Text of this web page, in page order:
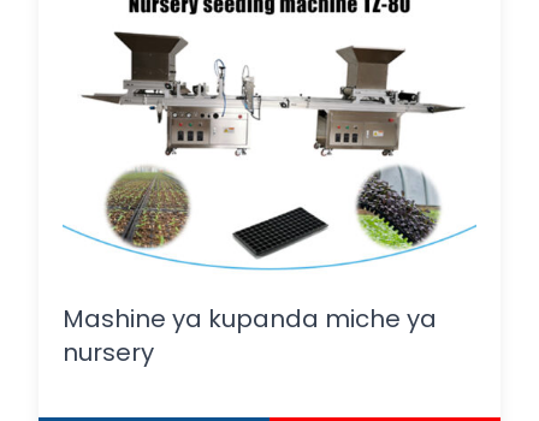
Mashine ya kupanda miche ya
nursery